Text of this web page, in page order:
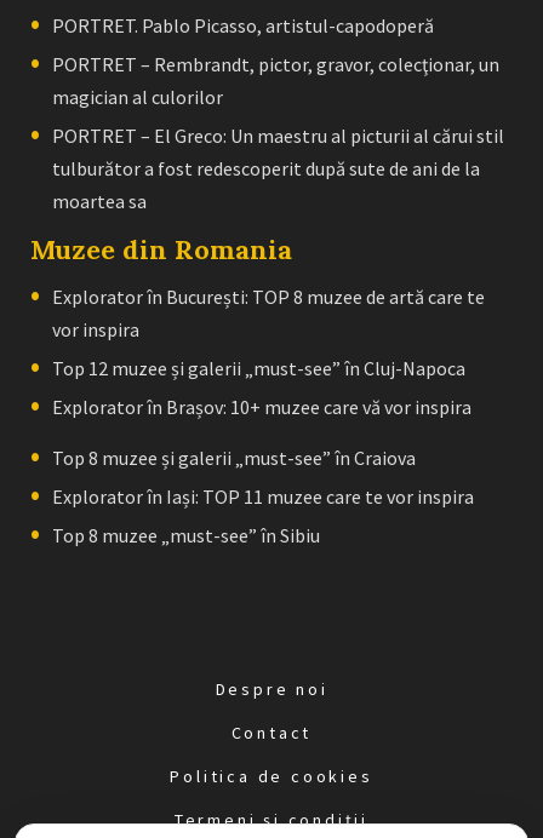
PORTRET. Pablo Picasso, artistul-capodoperă
PORTRET – Rembrandt, pictor, gravor, colecţionar, un
magician al culorilor
PORTRET – El Greco: Un maestru al picturii al cărui stil
tulburător a fost redescoperit după sute de ani de la
moartea sa
Muzee din Romania
Explorator în București: TOP 8 muzee de artă care te
vor inspira
Top 12 muzee și galerii „must-see” în Cluj-Napoca
Explorator în Brașov: 10+ muzee care vă vor inspira
Top 8 muzee și galerii „must-see” în Craiova
Explorator în Iași: TOP 11 muzee care te vor inspira
Top 8 muzee „must-see” în Sibiu
Despre noi
Contact
Politica de cookies
Termeni și condiții